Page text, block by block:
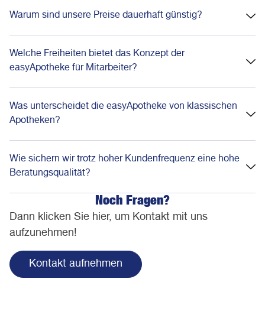
Warum sind unsere Preise dauerhaft günstig?
Welche Freiheiten bietet das Konzept der
easyApotheke für Mitarbeiter?
Was unterscheidet die easyApotheke von klassischen
Apotheken?
Wie sichern wir trotz hoher Kundenfrequenz eine hohe
Beratungsqualität?
Noch Fragen?
Dann klicken Sie hier, um Kontakt mit uns
aufzunehmen!
Kontakt aufnehmen